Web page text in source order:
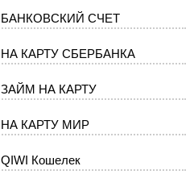
БАНКОВСКИЙ СЧЕТ
НА КАРТУ СБЕРБАНКА
ЗАЙМ НА КАРТУ
НА КАРТУ МИР
QIWI Кошелек